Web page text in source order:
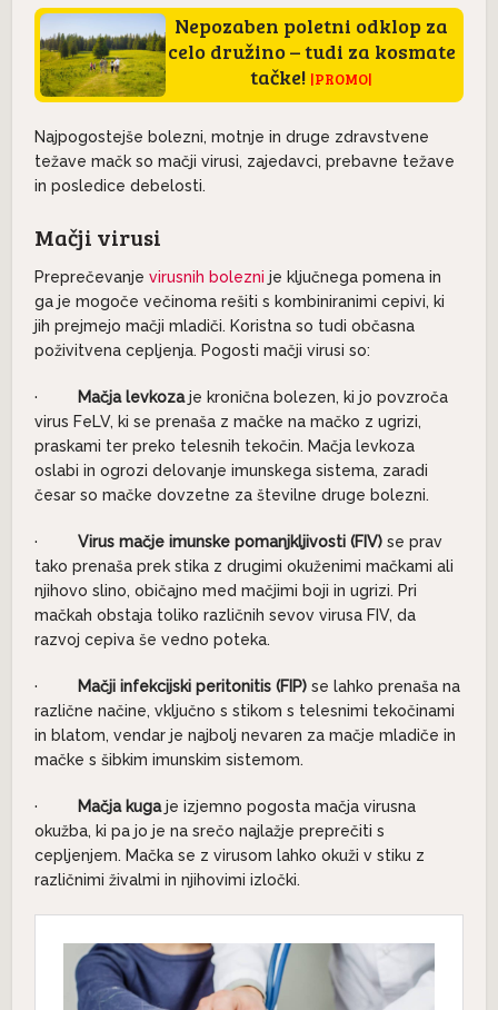
Nepozaben poletni odklop za
celo družino – tudi za kosmate
tačke! |PROMO|
Najpogostejše bolezni, motnje in druge zdravstvene
težave mačk so mačji virusi, zajedavci, prebavne težave
in posledice debelosti.
Mačji virusi
Preprečevanjevirusnih bolezni je ključnega pomena in
ga je mogoče večinoma rešiti s kombiniranimi cepivi, ki
jih prejmejo mačji mladiči. Koristna so tudi občasna
poživitvena cepljenja. Pogosti mačji virusi so:
· Mačja levkozaje kronična bolezen, ki jo povzroča
virus FeLV, ki se prenaša z mačke na mačko z ugrizi,
praskami ter preko telesnih tekočin. Mačja levkoza
oslabi in ogrozi delovanje imunskega sistema, zaradi
česar so mačke dovzetne za številne druge bolezni.
· Virus mačje imunske pomanjkljivosti (FIV) se prav
tako prenaša prek stika z drugimi okuženimi mačkami ali
njihovo slino, običajno med mačjimi boji in ugrizi. Pri
mačkah obstaja toliko različnih sevov virusa FIV, da
razvoj cepiva še vedno poteka.
· Mačji infekcijski peritonitis (FIP) se lahko prenaša na
različne načine, vključno s stikom s telesnimi tekočinami
in blatom, vendar je najbolj nevaren za mačje mladiče in
mačke s šibkim imunskim sistemom.
· Mačja kugaje izjemno pogosta mačja virusna
okužba, ki pa jo je na srečo najlažje preprečiti s
cepljenjem. Mačka se z virusom lahko okuži v stiku z
različnimi živalmi in njihovimi izločki.